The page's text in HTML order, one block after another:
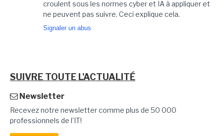
croulent sous les normes cyber et IA à appliquer et
ne peuvent pas suivre. Ceci explique cela.
Signaler un abus
SUIVRE TOUTE L'ACTUALITÉ
Newsletter
Recevez notre newsletter comme plus de 50 000
professionnels de l'IT!